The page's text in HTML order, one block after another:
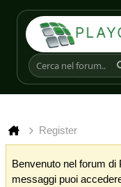
Register
Benvenuto nel forum di
messaggi puoi